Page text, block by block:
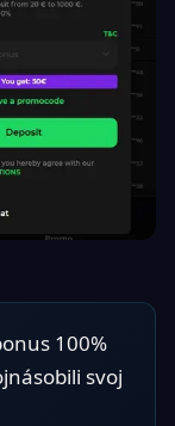
100%
svoj